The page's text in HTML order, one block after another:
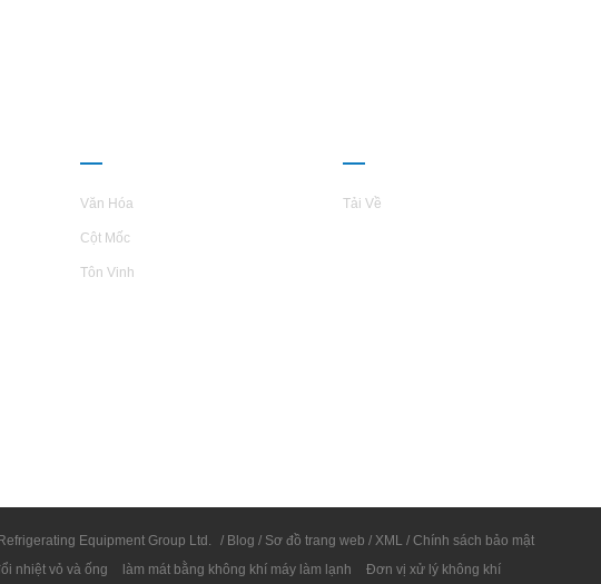
Văn Hóa
Cột Mốc
Tôn Vinh
Tải Về
Equipment Group Ltd. / Blog / Sơ đồ trang web / XML / Chính sách bảo mật
nhiệt vỏ và ống làm mát bằng không khí máy làm lạnh Đơn vị xử lý không khí